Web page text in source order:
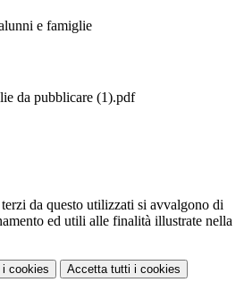
e famiglie
da pubblicare (1).pdf
da questo utilizzati si avvalgono di
ed utili alle finalità illustrate nella
i cookies Accetta tutti i cookies